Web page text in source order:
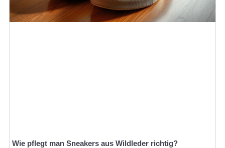
Wie pflegt man Sneakers aus Wildleder richtig?